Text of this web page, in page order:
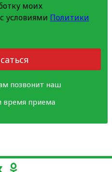
моих
условиями Политики
позвонит наш
время приема